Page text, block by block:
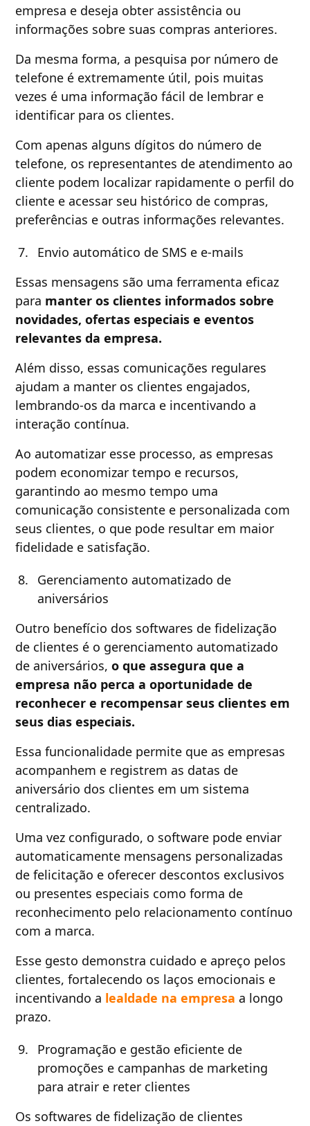
empresa e deseja obter assistência ou
informações sobre suas compras anteriores.
Da mesma forma, a pesquisa por número de
telefone é extremamente útil, pois muitas
vezes é uma informação fácil de lembrar e
identificar para os clientes.
Com apenas alguns dígitos do número de
telefone, os representantes de atendimento ao
cliente podem localizar rapidamente o perfil do
cliente e acessar seu histórico de compras,
preferências e outras informações relevantes.
Envio automático de SMS e e-mails
Essas mensagens são uma ferramenta eficaz
para manter os clientes informados sobre
novidades, ofertas especiais e eventos
relevantes da empresa.
Além disso, essas comunicações regulares
ajudam a manter os clientes engajados,
lembrando-os da marca e incentivando a
interação contínua.
Ao automatizar esse processo, as empresas
podem economizar tempo e recursos,
garantindo ao mesmo tempo uma
comunicação consistente e personalizada com
seus clientes, o que pode resultar em maior
fidelidade e satisfação.
Gerenciamento automatizado de
aniversários
Outro benefício dos softwares de fidelização
de clientes é o gerenciamento automatizado
de aniversários,o que assegura que a
empresa não perca a oportunidade de
reconhecer e recompensar seus clientes em
seus dias especiais.
Essa funcionalidade permite que as empresas
acompanhem e registrem as datas de
aniversário dos clientes em um sistema
centralizado.
Uma vez configurado, o software pode enviar
automaticamente mensagens personalizadas
de felicitação e oferecer descontos exclusivos
ou presentes especiais como forma de
reconhecimento pelo relacionamento contínuo
com a marca.
Esse gesto demonstra cuidado e apreço pelos
clientes, fortalecendo os laços emocionais e
incentivando a lealdade na empresa a longo
prazo.
Programação e gestão eficiente de
promoções e campanhas de marketing
para atrair e reter clientes
Os softwares de fidelização de clientes